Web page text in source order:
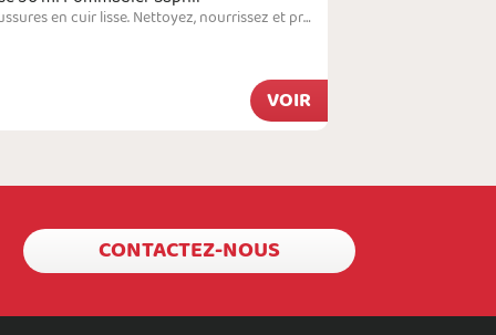
Soin total pour la beauté des chaussures en cuir lisse. Nettoyez, nourrissez et protégez vos souliers en un seul geste grâce à la Crème Surfine Pommadier Saphir.Enrichie en cire d'abeille qui est reconnue pour ses propriétés imperméabilisantes et pour son rendu brillant, la crème de cirage protège le cuir contre l'humidité et lui assure une brillance éclatante une fois lustré.La présence d'huile d'amande dans la composition du produit permet d'hy…
VOIR
CONTACTEZ-NOUS